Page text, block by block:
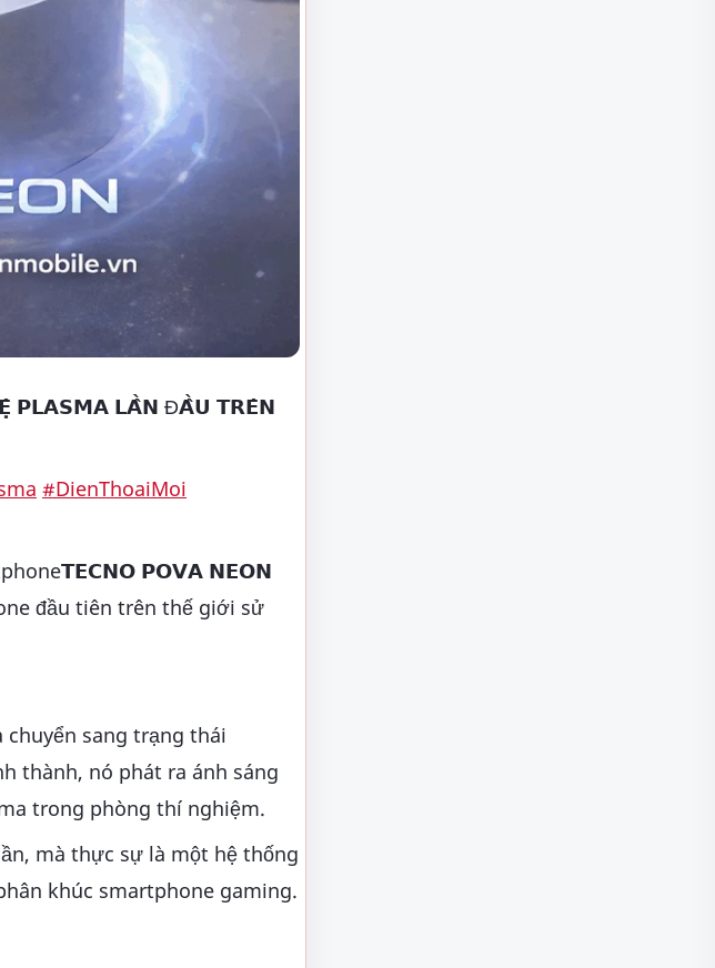
𝗣𝗟𝗔𝗦𝗠𝗔 𝗟𝗔̂̀𝗡 Đ𝗔̂̀𝗨 𝗧𝗥𝗘̂𝗡
#DienThoaiMoi
𝗣𝗢𝗩𝗔 𝗡𝗘𝗢𝗡
đầu tiên trên thế giới sử
chuyển sang trạng thái
thành, nó phát ra ánh sáng
trong phòng thí nghiệm.
mà thực sự là một hệ thống
khúc smartphone gaming.